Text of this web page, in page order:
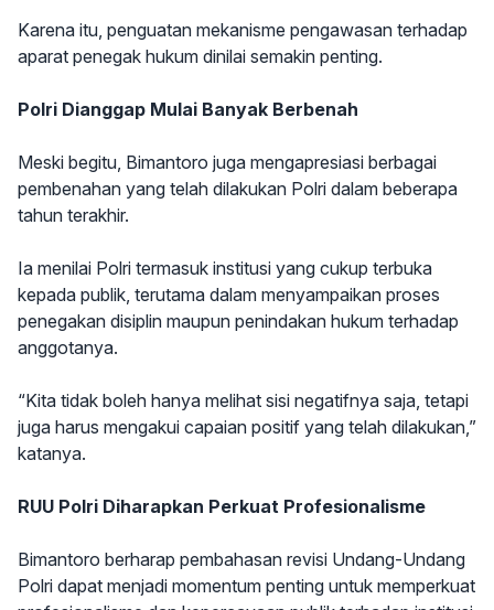
Karena itu, penguatan mekanisme pengawasan terhadap
aparat penegak hukum dinilai semakin penting.
Polri Dianggap Mulai Banyak Berbenah
Meski begitu, Bimantoro juga mengapresiasi berbagai
pembenahan yang telah dilakukan Polri dalam beberapa
tahun terakhir.
Ia menilai Polri termasuk institusi yang cukup terbuka
kepada publik, terutama dalam menyampaikan proses
penegakan disiplin maupun penindakan hukum terhadap
anggotanya.
“Kita tidak boleh hanya melihat sisi negatifnya saja, tetapi
juga harus mengakui capaian positif yang telah dilakukan,”
katanya.
RUU Polri Diharapkan Perkuat Profesionalisme
Bimantoro berharap pembahasan revisi Undang-Undang
Polri dapat menjadi momentum penting untuk memperkuat